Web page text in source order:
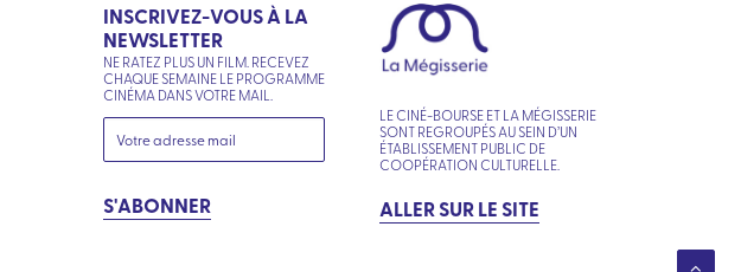
INSCRIVEZ-VOUS À LA
NEWSLETTER
NE RATEZ PLUS UN FILM. RECEVEZ
CHAQUE SEMAINE LE PROGRAMME
CINÉMA DANS VOTRE MAIL.
S'ABONNER
LE CINÉ-BOURSE ET LA MÉGISSERIE
SONT REGROUPÉS AU SEIN D’UN
ÉTABLISSEMENT PUBLIC DE
COOPÉRATION CULTURELLE.
ALLER SUR LE SITE